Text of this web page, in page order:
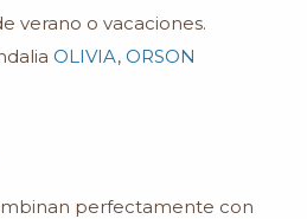
verano o vacaciones.
OLIVIA, ORSON
perfectamente con